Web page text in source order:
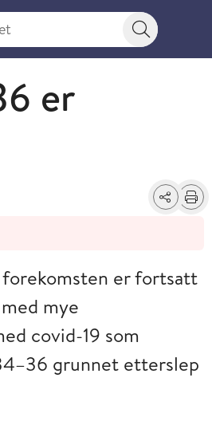
Søkeknapp
er
Del Skriv ut
er fortsatt
mye
covid-19 som
grunnet etterslep